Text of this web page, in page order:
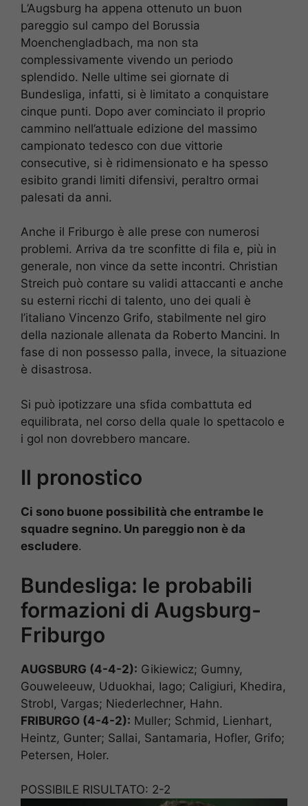
L’Augsburg ha appena ottenuto un buon
pareggio sul campo del Borussia
Moenchengladbach, ma non sta
complessivamente vivendo un periodo
splendido. Nelle ultime sei giornate di
Bundesliga, infatti, si è limitato a conquistare
cinque punti. Dopo aver cominciato il proprio
cammino nell’attuale edizione del massimo
campionato tedesco con due vittorie
consecutive, si è ridimensionato e ha spesso
esibito grandi limiti difensivi, peraltro ormai
palesati da anni.
Anche il Friburgo è alle prese con numerosi
problemi. Arriva da tre sconfitte di fila e, più in
generale, non vince da sette incontri. Christian
Streich può contare su validi attaccanti e anche
su esterni ricchi di talento, uno dei quali è
l’italiano Vincenzo Grifo, stabilmente nel giro
della nazionale allenata da Roberto Mancini. In
fase di non possesso palla, invece, la situazione
è disastrosa.
Si può ipotizzare una sfida combattuta ed
equilibrata, nel corso della quale lo spettacolo e
i gol non dovrebbero mancare.
Il pronostico
Ci sono buone possibilità che entrambe le
squadre segnino. Un pareggio non è da
escludere.
Bundesliga: le probabili
formazioni di Augsburg-
Friburgo
AUGSBURG (4-4-2): Gikiewicz; Gumny,
Gouweleeuw, Uduokhai, Iago; Caligiuri, Khedira,
Strobl, Vargas; Niederlechner, Hahn.
FRIBURGO (4-4-2): Muller; Schmid, Lienhart,
Heintz, Gunter; Sallai, Santamaria, Hofler, Grifo;
Petersen, Holer.
POSSIBILE RISULTATO: 2-2